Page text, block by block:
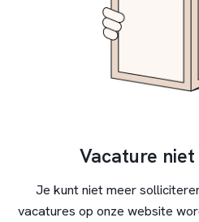
Vacature
Je kunt niet meer
vacatures op onze website